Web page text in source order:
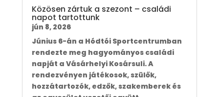
Közösen zártuk a szezont – családi
napot tartottunk
jún 8, 2026
Június 6-án a Hódtói Sportcentrumban
rendezte meg hagyományos családi
napját a Vásárhelyi Kosársuli. A
rendezvényen játékosok, szülők,
hozzátartozók, edzők, szakemberek és